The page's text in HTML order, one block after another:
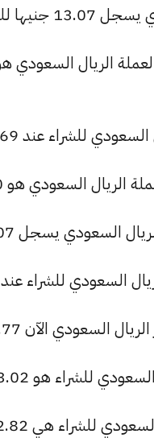
جنيها للبيع.
جنيها، وللبيع عند 13.15 جنيها.
جنيها، وسعر البيع هو 13.22 جنيها.
جنيها للشراء و 13.17 جنيها للبيع.
13.10 جنيها، وللبيع عند 13.16 جنيها.
جنيها للشراء و 13.12 للبيع.
جنيها، وللبيع 13.17 جنيها.
جنيها، وللبيع 13.17 جنيها.